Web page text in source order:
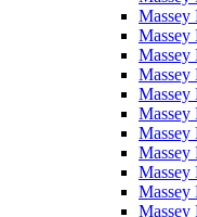
Massey
Massey
Massey
Massey
Massey
Massey
Massey
Massey
Massey
Massey
Massey